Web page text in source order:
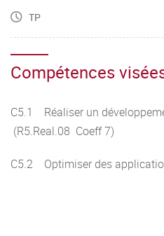
TP
Compétences
C5.1 Réaliser un
(R5.Real.08 Coeff 7)
C5.2 Optimiser des